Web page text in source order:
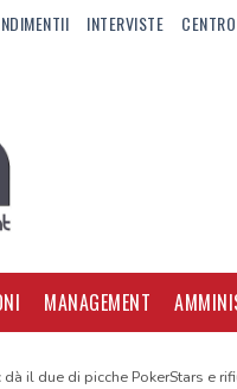
INTERVISTE
MANAGEMENT
dà il due di picche PokerStars e